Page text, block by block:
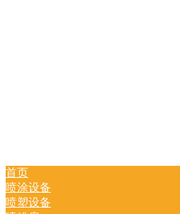
首页
喷涂设备
喷塑设备